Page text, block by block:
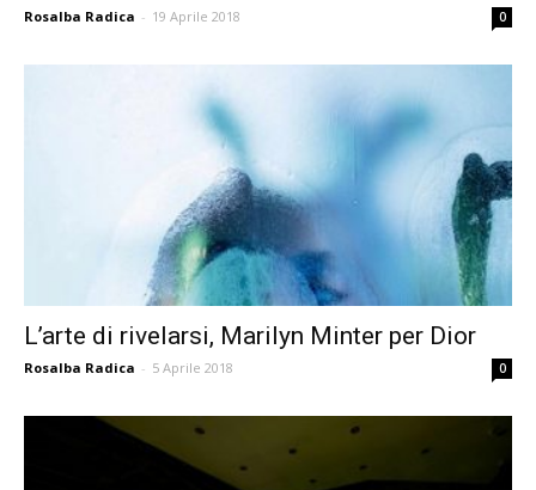
Rosalba Radica - 19 Aprile 2018 0
L’arte di rivelarsi, Marilyn Minter per Dior
Rosalba Radica - 5 Aprile 2018 0